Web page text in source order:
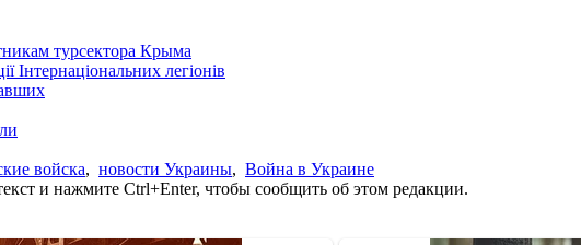
турсектора Крыма
Інтернаціональних легіонів
войска, новости Украины, Война в Украине
и нажмите Ctrl+Enter, чтобы сообщить об этом редакции.